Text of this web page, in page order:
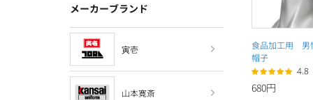
メーカーブランド
寅壱
山本寛斎
食品加工用 男
帽子
4.8
680円